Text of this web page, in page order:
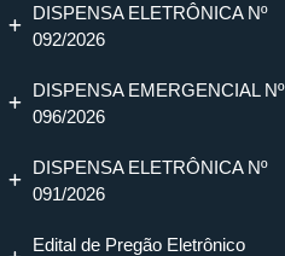
DISPENSA ELETRÔNICA Nº
092/2026
DISPENSA EMERGENCIAL Nº
096/2026
DISPENSA ELETRÔNICA Nº
091/2026
Edital de Pregão Eletrônico